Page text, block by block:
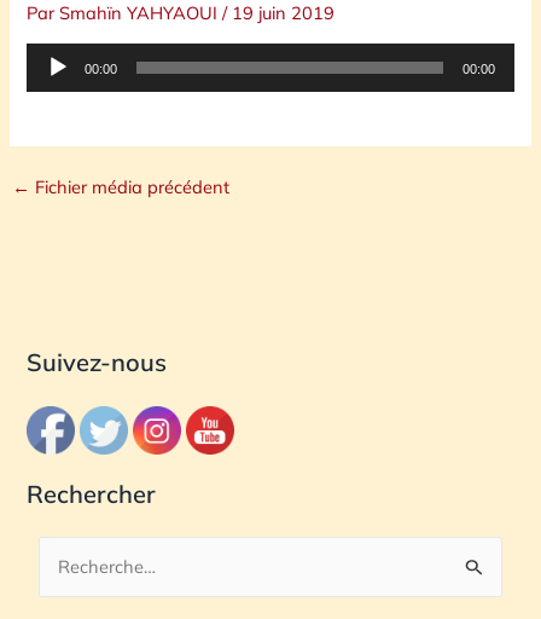
ParSmahïn YAHYAOUI/ 19 juin 2019
Lecteur
00:00 00:00
← Fichier média précédent
Suivez-nous
Rechercher